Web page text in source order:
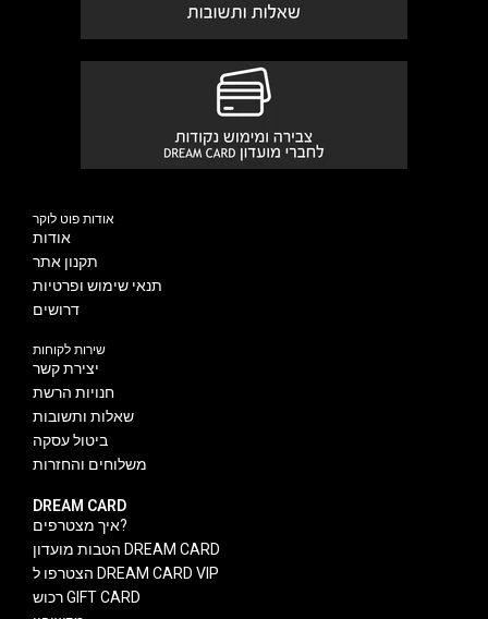
אודות פוט לוקר
אודות
תקנון אתר
תנאי שימוש ופרטיות
דרושים
שירות לקוחות
יצירת קשר
חנויות הרשת
שאלות ותשובות
ביטול עסקה
משלוחים והחזרות
DREAM CARD
איך מצטרפים?
הטבות מועדון DREAM CARD
הצטרפו ל DREAM CARD VIP
רכוש GIFT CARD